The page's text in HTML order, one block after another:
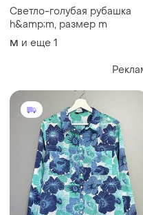
Светло-голубая рубашка
h&amp;m, размер m
M и еще 1